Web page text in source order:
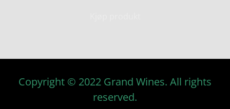
Copyright © 2022 Grand Wines. All rights
reserved.